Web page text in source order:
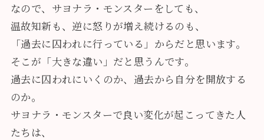
なので、サヨナラ・モンスターをしても、
温故知新も、逆に怒りが増え続けるのも、
「過去に囚われに行っている」からだと思います。
そこが「大きな違い」だと思うんです。
過去に囚われにいくのか、過去から自分を開放する
のか。
サヨナラ・モンスターで良い変化が起こってきた人
たちは、